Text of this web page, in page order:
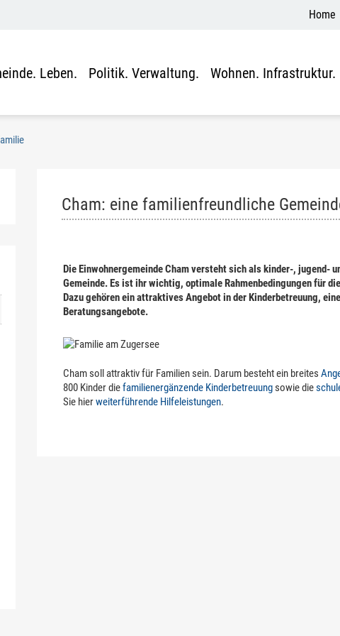
Home
Leben. Politik. Verwaltung. Wohnen. Infrastruktur.
Cham: eine familienfreundliche
Die Einwohnergemeinde Cham versteht sich als kinder-, jugend-
Gemeinde. Es ist ihr wichtig, optimale Rahmenbedingungen für
Dazu gehören ein attraktives Angebot in der Kinderbetreuung,
Beratungsangebote.
Cham soll attraktiv für Familien sein. Darum besteht ein breites
800 Kinder diefamilienergänzende Kinderbetreuung sowie die
Sie hierweiterführende Hilfeleistungen.